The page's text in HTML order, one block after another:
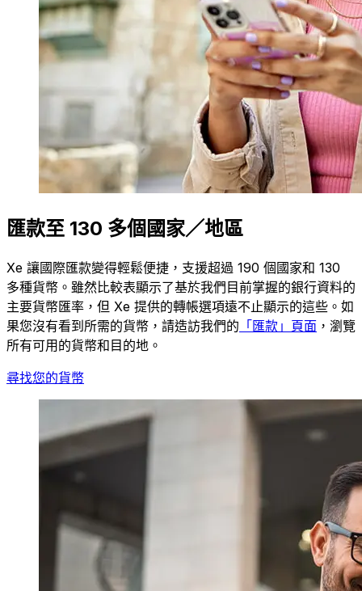
匯款至 130 多個國家／地區
Xe 讓國際匯款變得輕鬆便捷，支援超過 190 個國家和 130
多種貨幣。雖然比較表顯示了基於我們目前掌握的銀行資料的
主要貨幣匯率，但 Xe 提供的轉帳選項遠不止顯示的這些。如
果您沒有看到所需的貨幣，請造訪我們的 「匯款」頁面 ，瀏覽
所有可用的貨幣和目的地。
尋找您的貨幣